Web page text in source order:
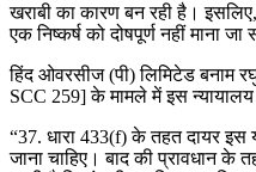
खराबी का कारण बन रही है।
एक निष्कर्ष को दोषपूर्ण नहीं माना जा
हिंद ओवरसीज (पी) लिमिटेड बनाम
SCC 259] के मामले में इस न्यायालय
“37. धारा 433(f) के तहत दायर इस
जाना चाहिए। बाद की प्रावधान के